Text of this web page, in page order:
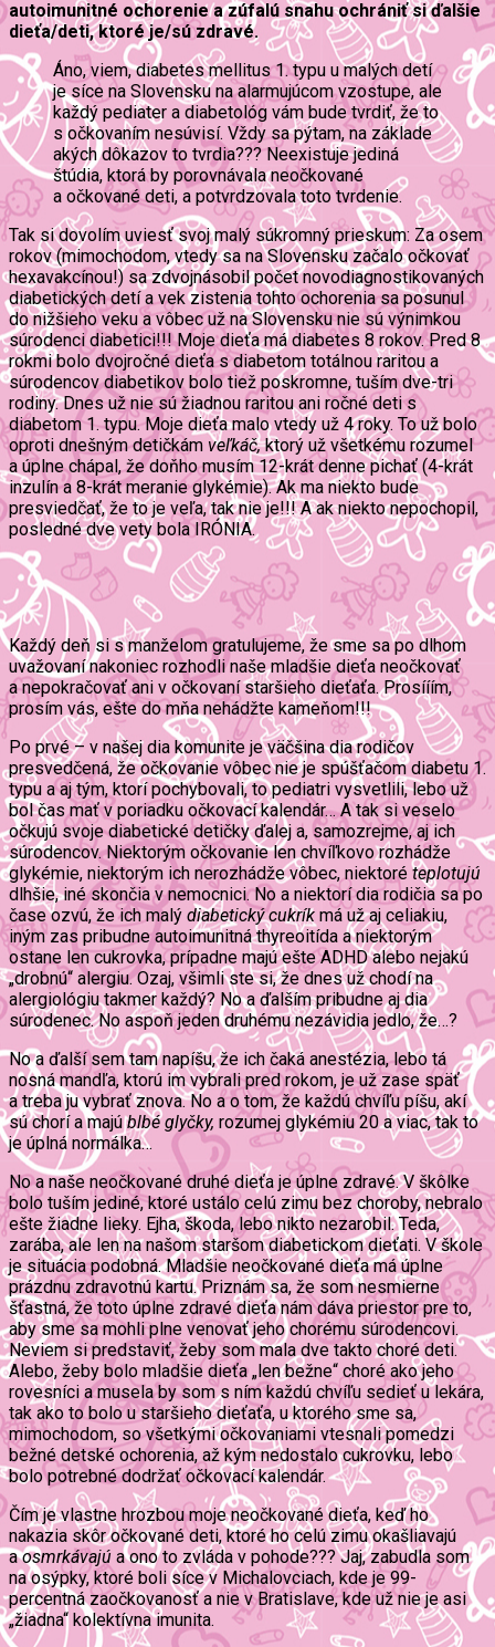
autoimunitné ochorenie a zúfalú snahu ochrániť si ďalšie
dieťa/deti, ktoré je/sú zdravé.
Áno, viem, diabetes mellitus 1. typu u malých detí
je síce na Slovensku na alarmujúcom vzostupe, ale
každý pediater a diabetológ vám bude tvrdiť, že to
s očkovaním nesúvisí. Vždy sa pýtam, na základe
akých dôkazov to tvrdia??? Neexistuje jediná
štúdia, ktorá by porovnávala neočkované
a očkované deti, a potvrdzovala toto tvrdenie.
Tak si dovolím uviesť svoj malý súkromný prieskum: Za osem
rokov (mimochodom, vtedy sa na Slovensku začalo očkovať
hexavakcínou!) sa zdvojnásobil počet novodiagnostikovaných
diabetických detí a vek zistenia tohto ochorenia sa posunul
do nižšieho veku a vôbec už na Slovensku nie sú výnimkou
súrodenci diabetici!!! Moje dieťa má diabetes 8 rokov. Pred 8
rokmi bolo dvojročné dieťa s diabetom totálnou raritou a
súrodencov diabetikov bolo tiež poskromne, tuším dve-tri
rodiny. Dnes už nie sú žiadnou raritou ani ročné deti s
diabetom 1. typu. Moje dieťa malo vtedy už 4 roky. To už bolo
oproti dnešným detičkám veľkáč,ktorý už všetkému rozumel
a úplne chápal, že doňho musím 12-krát denne pichať (4-krát
inzulín a 8-krát meranie glykémie). Ak ma niekto bude
presviedčať, že to je veľa, tak nie je!!! A ak niekto nepochopil,
posledné dve vety bola IRÓNIA.
Každý deň si s manželom gratulujeme, že sme sa po dlhom
uvažovaní nakoniec rozhodli naše mladšie dieťa neočkovať
a nepokračovať ani v očkovaní staršieho dieťaťa. Prosííím,
prosím vás, ešte do mňa nehádžte kameňom!!!
Po prvé – v našej dia komunite je väčšina dia rodičov
presvedčená, že očkovanie vôbec nie je spúšťačom diabetu 1.
typu a aj tým, ktorí pochybovali, to pediatri vysvetlili, lebo už
bol čas mať v poriadku očkovací kalendár… A tak si veselo
očkujú svoje diabetické detičky ďalej a, samozrejme, aj ich
súrodencov. Niektorým očkovanie len chvíľkovo rozhádže
glykémie, niektorým ich nerozhádže vôbec, niektoré teplotujú
dlhšie, iné skončia v nemocnici. No a niektorí dia rodičia sa po
čase ozvú, že ich malý diabetický cukrík má už aj celiakiu,
iným zas pribudne autoimunitná thyreoitída a niektorým
ostane len cukrovka, prípadne majú ešte ADHD alebo nejakú
„drobnú“ alergiu. Ozaj, všimli ste si, že dnes už chodí na
alergiológiu takmer každý? No a ďalším pribudne aj dia
súrodenec. No aspoň jeden druhému nezávidia jedlo, že…?
No a ďalší sem tam napíšu, že ich čaká anestézia, lebo tá
nosná mandľa, ktorú im vybrali pred rokom, je už zase späť
a treba ju vybrať znova. No a o tom, že každú chvíľu píšu, akí
sú chorí a majúblbé glyčky, rozumej glykémiu 20 a viac, tak to
je úplná normálka…
No a naše neočkované druhé dieťa je úplne zdravé. V škôlke
bolo tuším jediné, ktoré ustálo celú zimu bez choroby, nebralo
ešte žiadne lieky. Ejha, škoda, lebo nikto nezarobil. Teda,
zarába, ale len na našom staršom diabetickom dieťati. V škole
je situácia podobná. Mladšie neočkované dieťa má úplne
prázdnu zdravotnú kartu. Priznám sa, že som nesmierne
šťastná, že toto úplne zdravé dieťa nám dáva priestor pre to,
aby sme sa mohli plne venovať jeho chorému súrodencovi.
Neviem si predstaviť, žeby som mala dve takto choré deti.
Alebo, žeby bolo mladšie dieťa „len bežne“ choré ako jeho
rovesníci a musela by som s ním každú chvíľu sedieť u lekára,
tak ako to bolo u staršieho dieťaťa, u ktorého sme sa,
mimochodom, so všetkými očkovaniami vtesnali pomedzi
bežné detské ochorenia, až kým nedostalo cukrovku, lebo
bolo potrebné dodržať očkovací kalendár.
Čím je vlastne hrozbou moje neočkované dieťa, keď ho
nakazia skôr očkované deti, ktoré ho celú zimu okašliavajú
aosmrkávajú a ono to zvláda v pohode??? Jaj, zabudla som
na osýpky, ktoré boli síce v Michalovciach, kde je 99-
percentná zaočkovanosť a nie v Bratislave, kde už nie je asi
„žiadna“ kolektívna imunita.